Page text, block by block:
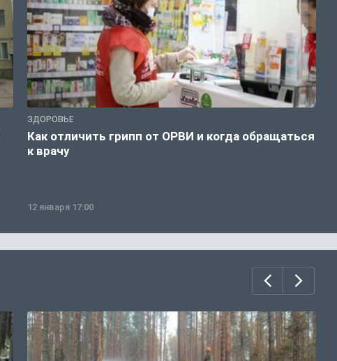
ЗДОРОВЬЕ
Как отличить грипп от ОРВИ и когда обращаться
к врачу
12 января 17:00